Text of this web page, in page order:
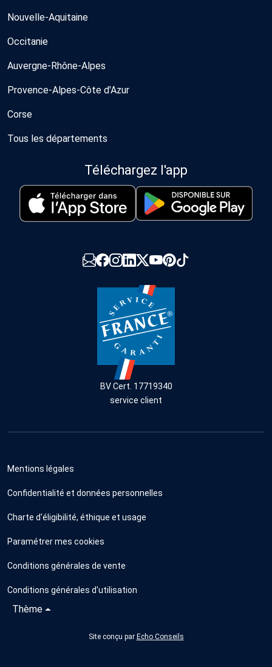
Nouvelle-Aquitaine
Occitanie
Auvergne-Rhône-Alpes
Provence-Alpes-Côte d'Azur
Corse
Tous les départements
Téléchargez l'app
BV Cert. 17719340
service client
Mentions légales
Confidentialité et données personnelles
Charte d'éligibilité, éthique et usage
Paramétrer mes cookies
Conditions générales de vente
Conditions générales d'utilisation
Thème
Site conçu par Echo Conseils